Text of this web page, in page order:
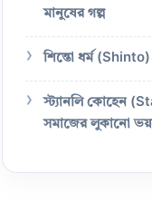
মানুষের গল্প
শিন্তো ধর্ম
স্ট্যানলি কোহেন
সমাজের লুকানো